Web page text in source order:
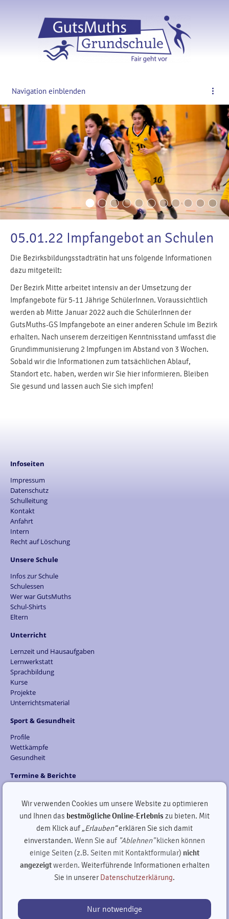
Navigation einblenden
05.01.22 Impfangebot an Schulen
Die Bezirksbildungsstadträtin hat uns folgende Informationen
dazu mitgeteilt:
Der Bezirk Mitte arbeitet intensiv an der Umsetzung der
Impfangebote für 5-11 Jährige SchülerInnen. Voraussichtlich
werden ab Mitte Januar 2022 auch die SchülerInnen der
GutsMuths-GS Impfangebote an einer anderen Schule im Bezirk
erhalten. Nach unserem derzeitigen Kenntnisstand umfasst die
Grundimmunisierung 2 Impfungen im Abstand von 3 Wochen.
Sobald wir die Informationen zum tatsächlichen Ablauf,
Standort etc. haben, werden wir Sie hier informieren. Bleiben
Sie gesund und lassen auch Sie sich impfen!
Infoseiten
Impressum
Datenschutz
Schulleitung
Kontakt
Anfahrt
Intern
Recht auf Löschung
Unsere Schule
Infos zur Schule
Schulessen
Wer war GutsMuths
Schul-Shirts
Eltern
Unterricht
Lernzeit und Hausaufgaben
Lernwerkstatt
Sprachbildung
Kurse
Projekte
Unterrichtsmaterial
Sport & Gesundheit
Profile
Wettkämpfe
Gesundheit
Termine & Berichte
Schuljahr - 2025/2026
Schuljahr - 2024/2025
Schuljahr - 2022/2023
Schuljahr - 2020/2021
copyright by GutsMuths-Grundschule 2013-2026
Wir verwenden Cookies um unsere Website zu optimieren
und Ihnen das bestmögliche Online-Erlebniszu bieten. Mit
dem Klick auf„Erlauben“erklären Sie sich damit
einverstanden. Wenn Sie auf "Ablehnen"klicken können
einige Seiten (z.B. Seiten mit Kontaktformular) nicht
angezeigtwerden. Weiterführende Informationen erhalten
Sie in unserer Datenschutzerklärung.
Nur notwendige